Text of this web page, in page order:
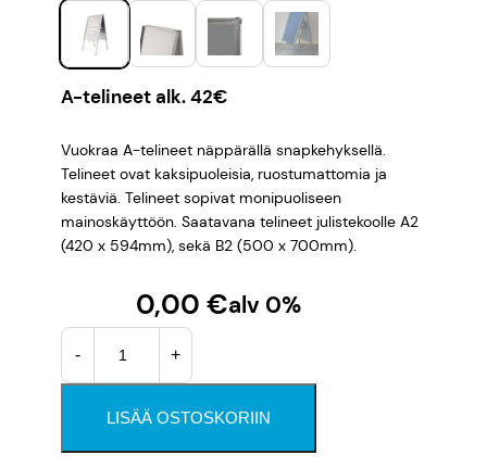
A-telineet alk. 42€
Vuokraa A-telineet näppärällä snapkehyksellä.
Telineet ovat kaksipuoleisia, ruostumattomia ja
kestäviä. Telineet sopivat monipuoliseen
mainoskäyttöön. Saatavana telineet julistekoolle A2
(420 x 594mm), sekä B2 (500 x 700mm).
0,00 €alv 0%
A
t
- +
LISÄÄ OSTOSKORIIN